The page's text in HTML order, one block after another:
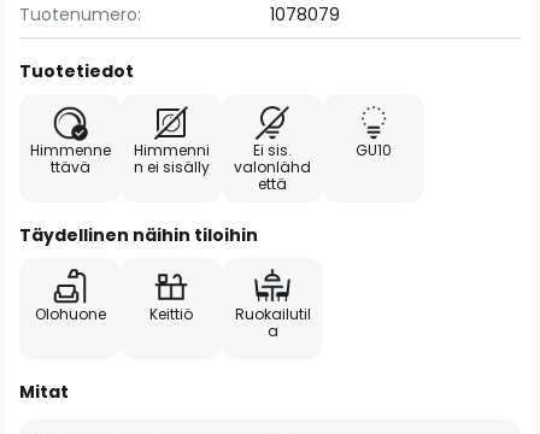
Tuotenumero: 1078079
Tuotetiedot
Himmenne
ttävä
Himmenni
n ei sisälly
Ei sis.
valonlähd
että
GU10
Täydellinen näihin tiloihin
Olohuone Keittiö
Ruokailutil
a
Mitat